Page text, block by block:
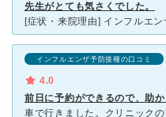
先生がとても気さくでした。
インフルエンザ予防接種の口コミ
4.0
前日に予約ができるので、助か